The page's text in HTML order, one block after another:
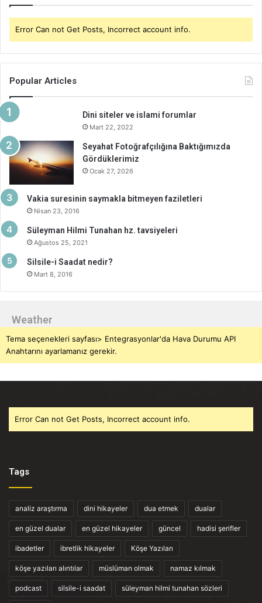
Error Can not Get Posts, Incorrect account info.
Popular Articles
Dini siteler ve islami forumlar
Mart 22, 2022
Seyahat Fotoğrafçılığına Baktığımızda
Gördüklerimiz
Ocak 27, 2026
Vakia suresinin saymakla bitmeyen faziletleri
Nisan 23, 2016
Süleyman Hilmi Tunahan hz. tavsiyeleri
Ağustos 25, 2021
Silsile-i Saadat nedir?
Mart 8, 2016
Weather
Tema seçenekleri sayfası> Entegrasyonlar'da Hava Durumu API
Anahtarını ayarlamanız gerekir.
Error Can not Get Posts, Incorrect account info.
Tags
analiz araştırma dini hikayeler dua etmek dualar
en güzel dualar en güzel hikayeler güncel hadisi şerifler
ibadetler ibretlik hikayeler Köşe Yazıları
köşe yazıları alıntılar müslüman olmak namaz kılmak
podcast silsile-i saadat süleyman hilmi tunahan sözleri